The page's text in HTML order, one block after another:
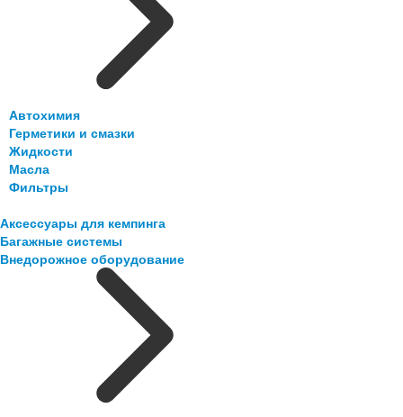
Автохимия
Герметики и смазки
Жидкости
Масла
Фильтры
Аксессуары для кемпинга
Багажные системы
Внедорожное оборудование